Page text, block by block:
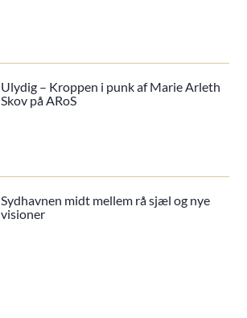
Ulydig – Kroppen i punk af Marie Arleth
Skov på ARoS
Sydhavnen midt mellem rå sjæl og nye
visioner